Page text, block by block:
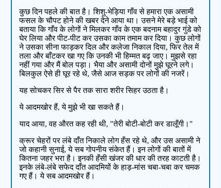
कुछ दिन पहले की बात है। शिशु-भेड़िया गाँव से हमारा एक असामी
फसल के चौपट होने की खबर देने आया था। उसने मेरे बड़े भाई को
बताया कि गाँव के लोगों ने मिलकर गाँव के एक बदनाम बहादुर गुंडे को
घेर लिया और पीट-पीट कर उसका काम तमाम कर दिया। कुछ लोगों
ने उसका सीना फाड़कर दिल और कलेजा निकाल दिया, फिर तेल में
तला और बाँटकर खा गए कि उनकी भी हिम्मत बढ़ जाए। मुझसे रहा
नहीं गया और मैं बोल पड़ा। भैया और असामी दोनों मुझे घूरने लगे।
बिलकुल ऐसे ही घूर रहे थे, जैसे आज सड़क पर लोगों की नजरें।
यह सोचकर सिर से पैर तक सारा शरीर सिहर उठता है।
ये आदमखोर हैं, ये मुझे भी खा सकते हैं।
याद आया, वह औरत कह रही थी, "तेरी बोटी-बोटी कर डालूँगी।"
क्रूर चेहरों पर लंबे दाँत निकाले लोग हँस रहे थे, और उस असामी ने
जो कहानी सुनाई, ये सब गोपनीय संकेत हैं। इन लोगों की बातों में
कितना जहर भरा है। इनकी हँसी खंजर की धार की तरह काटती है।
इनके लंबे-लंबे सफेद दाँत आदमियों के हाड़-मांस चबा-चबा कर चमक
गए हैं। ये सब आदमखोर हैं।